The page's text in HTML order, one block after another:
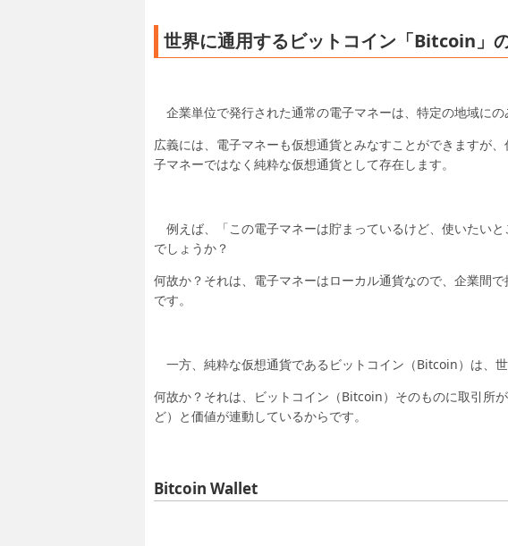
世界に通用するビットコイン「Bitcoin」
企業単位で発行された通常の電子マネーは、特定の地域にの
広義には、電子マネーも仮想通貨とみなすことができますが
子マネーではなく純粋な仮想通貨として存在します。
例えば、「この電子マネーは貯まっているけど、使いたい
でしょうか？
何故か？それは、電子マネーはローカル通貨なので、企業間
です。
一方、純粋な仮想通貨であるビットコイン（Bitcoin）は、世
何故か？それは、ビットコイン（Bitcoin）そのものに取引所
ど）と価値が連動しているからです。
Bitcoin Wallet